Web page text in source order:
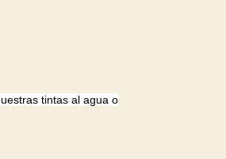
tintas al agua o